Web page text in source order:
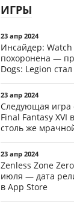
ИГРЫ
23 апр 2024
Инсайдер:
похоронена —
Dogs: Legion
23 апр 2024
Следующая игра
Final Fantasy XVI
столь же
23 апр 2024
Zenless Zone
июля — дата
в App Store